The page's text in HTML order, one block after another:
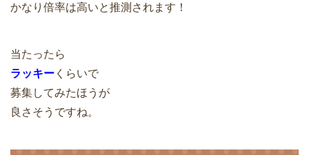
かなり倍率は高いと推測されます！
当たったら
ラッキー くらいで
募集してみたほうが
良さそうですね。